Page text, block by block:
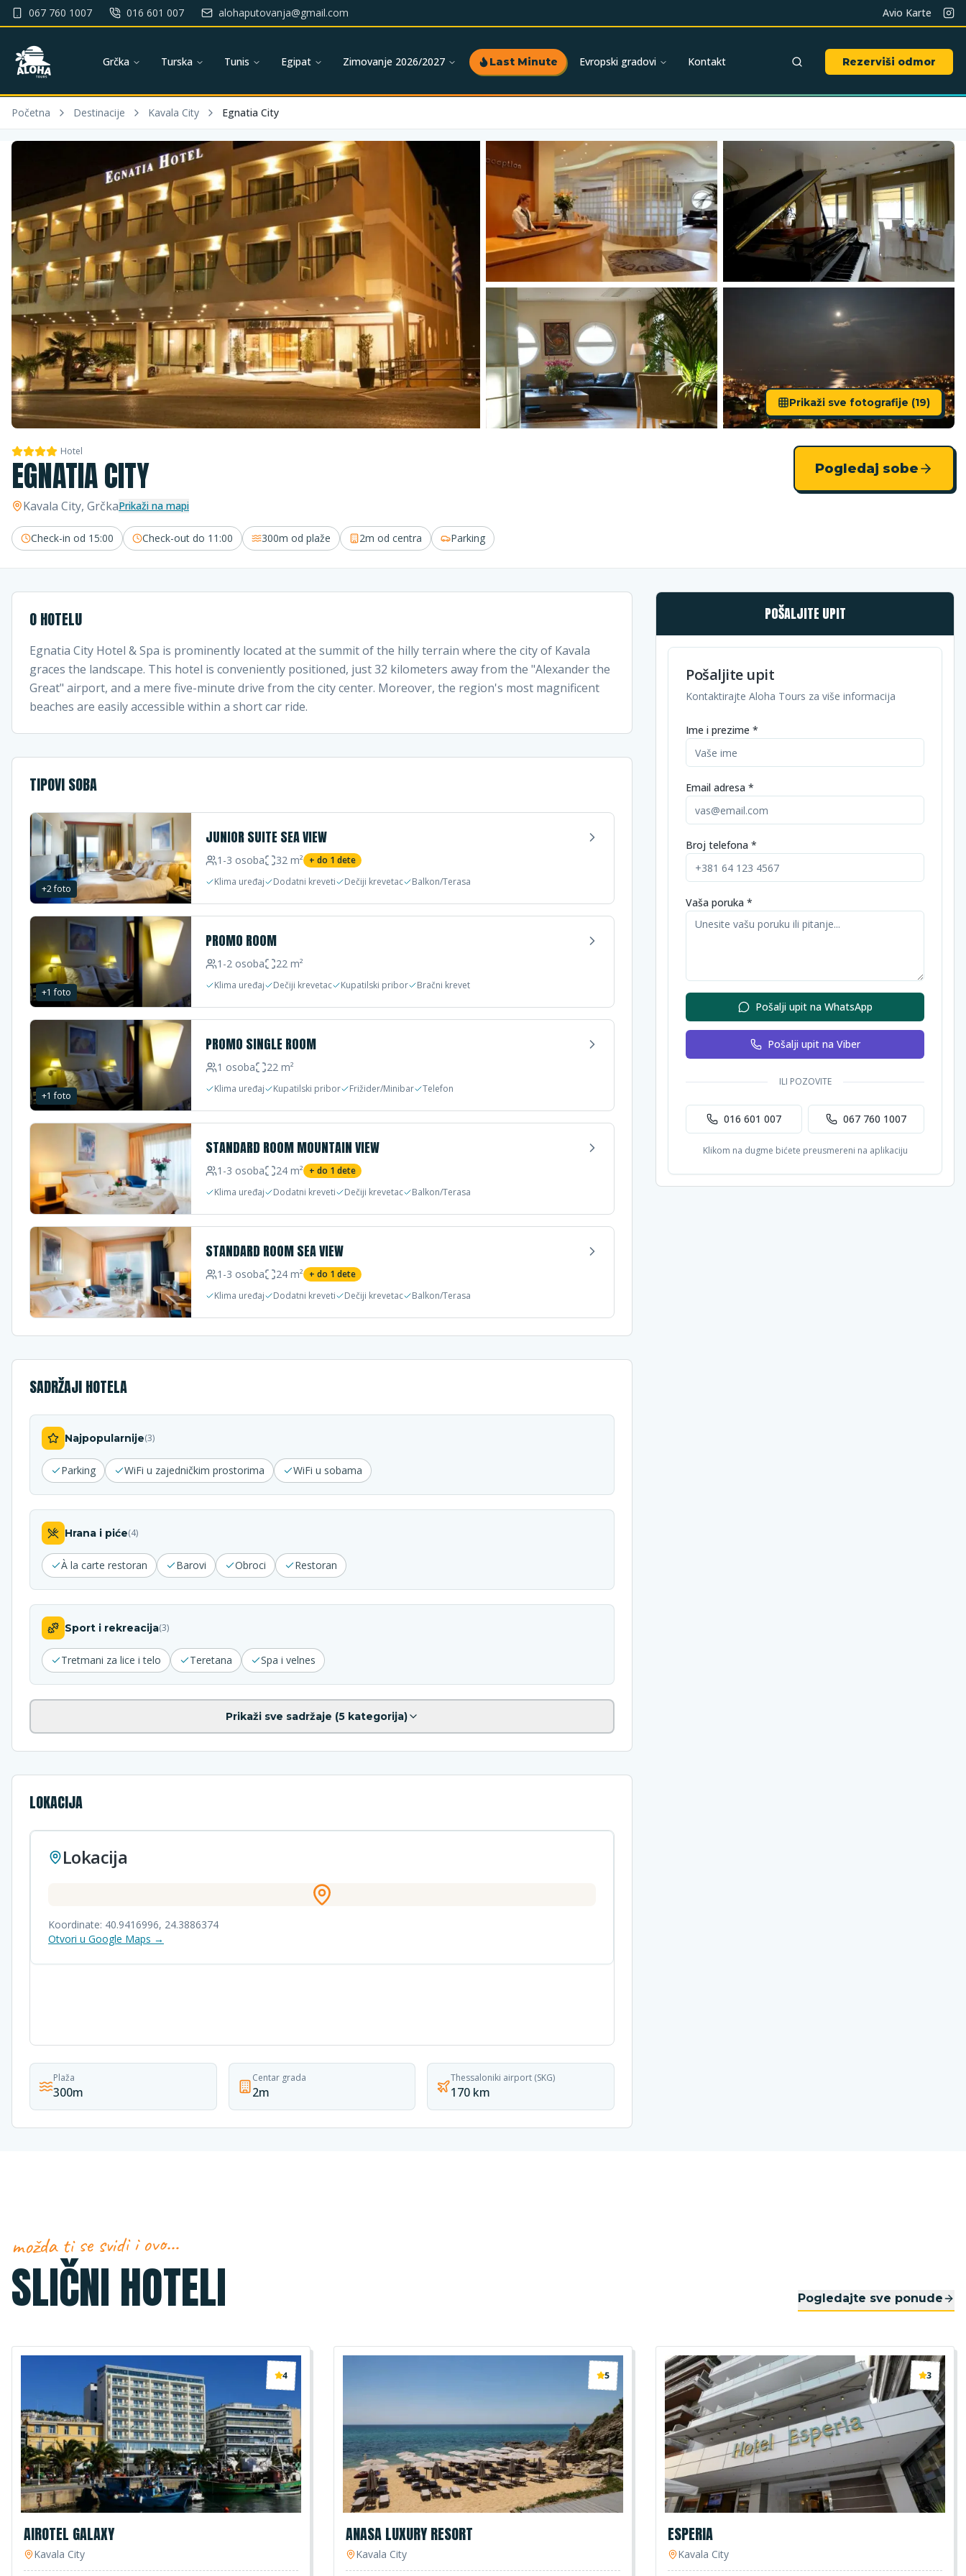
067 760 1007 016 601 007 alohaputovanja@gmail.com Avio Karte
Grčka Turska Tunis Egipat Zimovanje 2026/2027 Last Minute Evropski gradovi Kontakt Rezerviši odmor
Početna Destinacije Kavala City Egnatia City
Prikaži sve fotografije (19)
Hotel
EGNATIA CITY
Kavala City, GrčkaPrikaži na mapi
Check-in od 15:00 Check-out do 11:00 300m od plaže 2m od centra Parking
Pogledaj sobe
O HOTELU
Egnatia City Hotel & Spa is prominently located at the summit of the hilly terrain where the city of Kavala
graces the landscape. This hotel is conveniently positioned, just 32 kilometers away from the "Alexander the
Great" airport, and a mere five-minute drive from the city center. Moreover, the region's most magnificent
beaches are easily accessible within a short car ride.
TIPOVI SOBA
+2foto
JUNIOR SUITE SEA VIEW
1-3 osoba 32 m² + do 1 dete
Klima uređaj
Dodatni kreveti Dečiji krevetac Balkon/Terasa
+1 foto
PROMO ROOM
1-2 osoba 22 m²
Klima uređaj Dečiji krevetac Kupatilski pribor Bračni krevet
+1 foto
PROMO SINGLE ROOM
1 osoba 22 m²
Klima uređaj Kupatilski pribor Frižider/Minibar Telefon
STANDARD ROOM MOUNTAIN VIEW
1-3 osoba 24 m² + do 1 dete
Klima uređaj
Dodatni kreveti Dečiji krevetac Balkon/Terasa
STANDARD ROOM SEA VIEW
1-3 osoba 24 m² + do 1 dete
Klima uređaj
Dodatni kreveti Dečiji krevetac Balkon/Terasa
SADRŽAJI HOTELA
Najpopularnije(3)
Parking WiFi u zajedničkim prostorima WiFi u sobama
Hrana i piće(4)
À la carte restoran Barovi Obroci Restoran
Sport i rekreacija(3)
Tretmani za lice i telo Teretana Spa i velnes
Prikaži sve sadržaje (5kategorija)
LOKACIJA
Lokacija
Koordinate: 40.9416996, 24.3886374
Otvori u Google Maps →
Plaža
300m
Centar grada
2m
Thessaloniki airport (SKG)
170 km
POŠALJITE UPIT
Pošaljite upit
Kontaktirajte Aloha Tours za više informacija
Ime i prezime *
Email adresa *
Broj telefona *
Vaša poruka *
Pošalji upit na WhatsApp
Pošalji upit na Viber
ILI POZOVITE
016 601 007 067 760 1007
Klikom na dugme bićete preusmereni na aplikaciju
možda ti se svidi i ovo…
SLIČNI HOTELI Pogledajte sve ponude
4
AIROTEL GALAXY
Kavala City
5
ANASA LUXURY RESORT
Kavala City
3
ESPERIA
Kavala City